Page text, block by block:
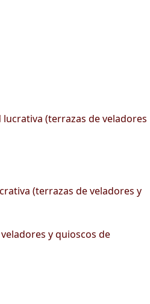
(terrazas de veladores
(terrazas de veladores y
y quioscos de